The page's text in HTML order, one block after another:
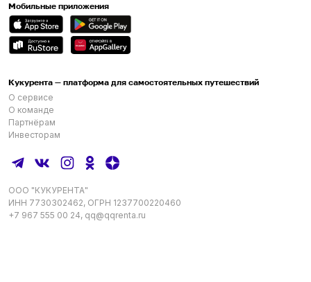
Мобильные приложения
Кукурента — платформа для самостоятельных путешествий
О сервисе
О команде
Партнёрам
Инвесторам
ООО "КУКУРЕНТА"
ИНН 7730302462, ОГРН 1237700220460
+7 967 555 00 24, qq@qqrenta.ru